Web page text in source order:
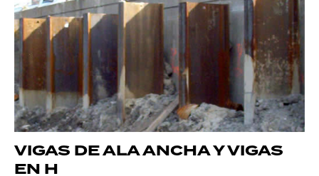
VIGAS DE ALA ANCHA Y VIGAS
EN H